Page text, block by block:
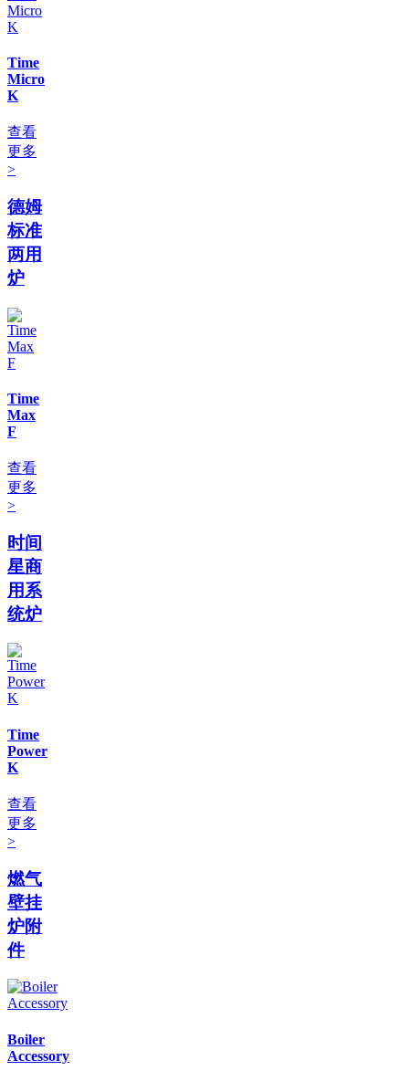
Time
Micro
K
查看
更多
>
德姆
标准
两用
炉
Time
Max
F
查看
更多
>
时间
星商
用系
统炉
Time
Power
K
查看
更多
>
燃气
壁挂
炉附
件
Boiler
Accessory